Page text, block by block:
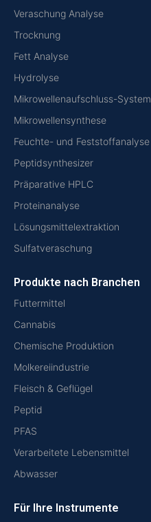
Veraschung Analyse
Trocknung
Fett Analyse
Hydrolyse
Mikrowellenaufschluss-System
Mikrowellensynthese
Feuchte- und Feststoffanalyse
Peptidsynthesizer
Präparative HPLC
Proteinanalyse
Lösungsmittelextraktion
Sulfatveraschung
Produkte nach Branchen
Futtermittel
Cannabis
Chemische Produktion
Molkereiindustrie
Fleisch & Geflügel
Peptid
PFAS
Verarbeitete Lebensmittel
Abwasser
Für Ihre Instrumente